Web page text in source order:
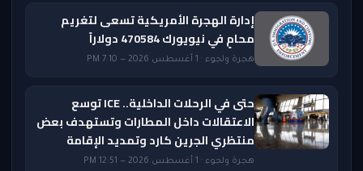
إدارة الهجرة الأمريكية تسعى لتغريم
محامٍ في نيويورك 470584 دولاراً
هجرة ولجوء · 1 أغسطس 2026 — 7:10 PM
حتى في الرحلات الداخلية.. ICE توسع
الاعتقالات داخل المطارات وتستهدف بعض
منتظري الجرين كارد وتمديد الإقامة
هجرة ولجوء · 1 أغسطس 2026 — 12:51 PM